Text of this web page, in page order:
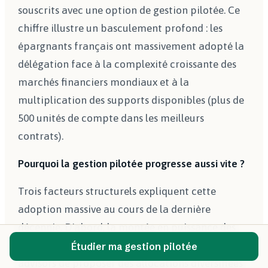
souscrits avec une option de gestion pilotée. Ce
chiffre illustre un basculement profond : les
épargnants français ont massivement adopté la
délégation face à la complexité croissante des
marchés financiers mondiaux et à la
multiplication des supports disponibles (plus de
500 unités de compte dans les meilleurs
contrats).
Pourquoi la gestion pilotée progresse aussi vite ?
Trois facteurs structurels expliquent cette
adoption massive au cours de la dernière
décennie. D'abord, la montée en puissance des
ETF (Exchange Traded Funds) a permis aux robo-
advisors de proposer des allocations diversifiées
Étudier ma gestion pilotée